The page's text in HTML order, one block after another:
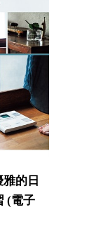
的日
(電子